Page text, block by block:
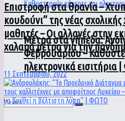
Μέτρα στα γήπεδα:
Φεβρουαρίου –
ηλεκτρονικά εισιτήρια
Επιστροφή στα θρανία –
κουδούνι” της νέας σχολικής
μαθητές – Οι αλλαγές στην
χαλαρά μέτρα για την
11 Σεπτεμβρίου, 2022